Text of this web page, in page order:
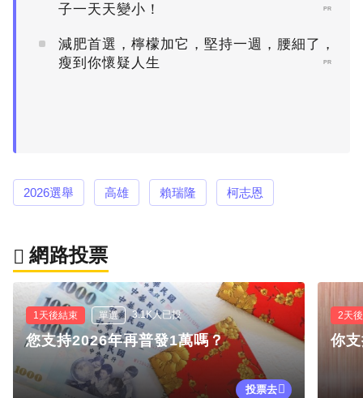
子一天天變小！
PR
減肥首選，檸檬加它，堅持一週，腰細了，
瘦到你懷疑人生
PR
2026選舉 高雄 賴瑞隆 柯志恩
網路投票
1天後結束 單選 3.1K人已投
您支持2026年再普發1萬嗎？
投票去
2天
你